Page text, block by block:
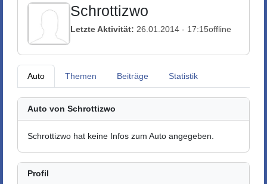
Schrottizwo
Letzte Aktivität: 26.01.2014 - 17:15offline
Auto Themen Beiträge Statistik
Auto von Schrottizwo
Schrottizwo hat keine Infos zum Auto angegeben.
Profil